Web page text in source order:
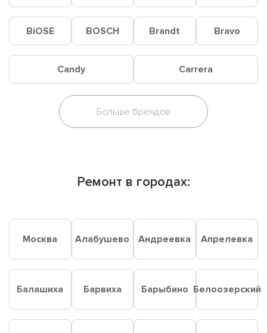
BiOSE BOSCH Brandt Bravo
Candy Carrera
Ремонт в городах:
Москва Алабушево Андреевка Апрелевка
Балашиха Барвиха Барыбино Белоозерский